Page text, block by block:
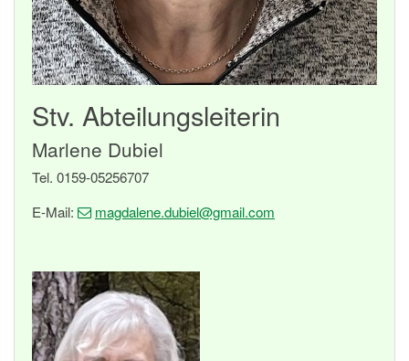
Stv. Abteilungsleiterin
Marlene Dubiel
Tel. 0159-05256707
E-Mail:
magdalene.dubiel@gmail.com